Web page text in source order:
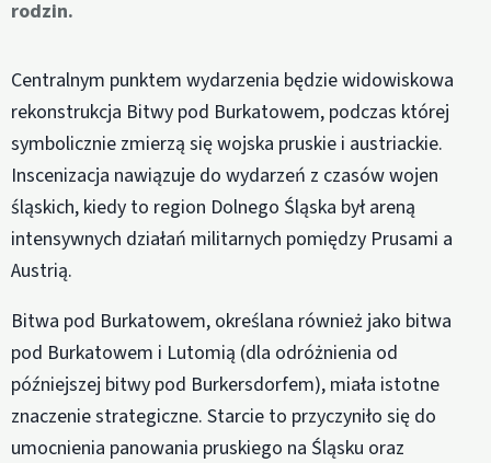
rodzin.
Centralnym punktem wydarzenia będzie widowiskowa
rekonstrukcja Bitwy pod Burkatowem, podczas której
symbolicznie zmierzą się wojska pruskie i austriackie.
Inscenizacja nawiązuje do wydarzeń z czasów wojen
śląskich, kiedy to region Dolnego Śląska był areną
intensywnych działań militarnych pomiędzy Prusami a
Austrią.
Bitwa pod Burkatowem, określana również jako bitwa
pod Burkatowem i Lutomią (dla odróżnienia od
późniejszej bitwy pod Burkersdorfem), miała istotne
znaczenie strategiczne. Starcie to przyczyniło się do
umocnienia panowania pruskiego na Śląsku oraz